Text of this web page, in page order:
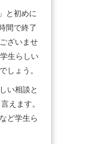
と初めに
間で終了
ざいませ
生らしい
しょう。
い相談と
えます。
ど学生ら